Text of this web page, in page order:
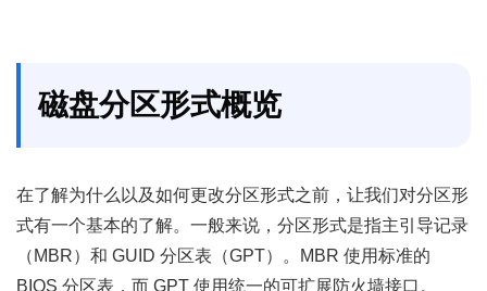
磁盘分区形式概览
在了解为什么以及如何更改分区形式之前，让我们对分区形
式有一个基本的了解。一般来说，分区形式是指主引导记录
（MBR）和 GUID 分区表（GPT）。MBR 使用标准的
BIOS 分区表，而 GPT 使用统一的可扩展防火墙接口。